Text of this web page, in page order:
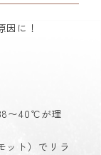
に！
〜40℃が理
ット）でリラ